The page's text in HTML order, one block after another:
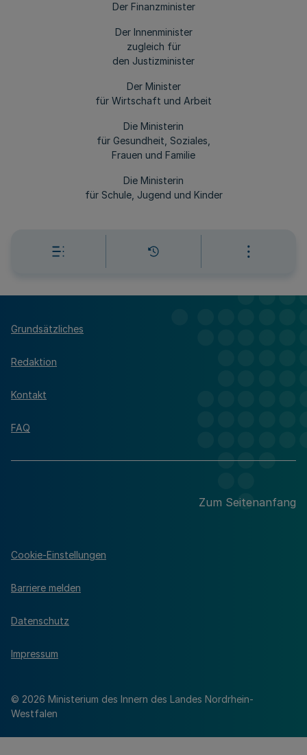
Der Finanzminister
Der Innenminister
zugleich für
den Justizminister
Der Minister
für Wirtschaft und Arbeit
Die Ministerin
für Gesundheit, Soziales,
Frauen und Familie
Die Ministerin
für Schule, Jugend und Kinder
Grundsätzliches
Redaktion
Kontakt
FAQ
Zum Seitenanfang
© 2026 Ministerium des Innern des Landes Nordrhein-
Westfalen
Cookie-Einstellungen
Barriere melden
Datenschutz
Impressum